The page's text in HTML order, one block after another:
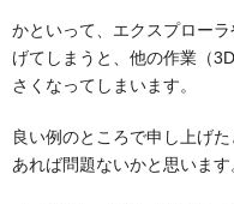
かといって、エクスプロー
げてしまうと、他の作業（
さくなってしまいます。
良い例のところで申し上げ
あれば問題ないかと思います